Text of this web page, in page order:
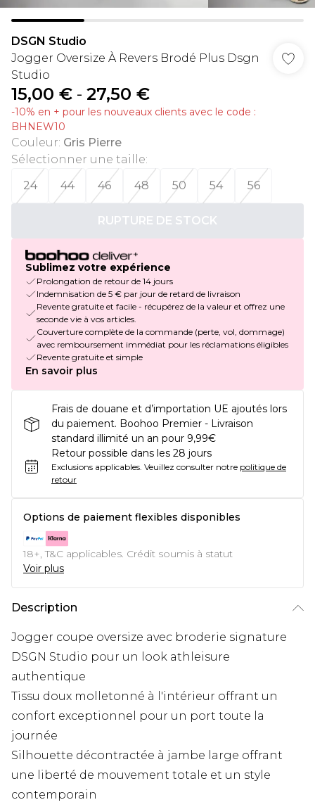
DSGN Studio
Jogger Oversize À Revers Brodé Plus Dsgn
Studio
15,00 € - 27,50 €
-10% en + pour les nouveaux clients avec le code :
BHNEW10
Couleur: Gris Pierre
Sélectionner une taille:
24
44 46 48 50 54 56
RUPTURE DE STOCK
Sublimez votre expérience
Prolongation de retour de 14 jours
Indemnisation de 5 € par jour de retard de livraison
Revente gratuite et facile - récupérez de la valeur et offrez une
seconde vie à vos articles.
Couverture complète de la commande (perte, vol, dommage)
avec remboursement immédiat pour les réclamations éligibles
Revente gratuite et simple
En savoir plus
Frais de douane et d’importation UE ajoutés lors
du paiement. Boohoo Premier - Livraison
standard illimité un an pour 9,99€
Retour possible dans les 28 jours
Exclusions applicables. Veuillez consulter notre politique de
retour
Options de paiement flexibles disponibles
18+, T&C applicables. Crédit soumis à statut
Voir plus
Description
Jogger coupe oversize avec broderie signature
DSGN Studio pour un look athleisure
authentique
Tissu doux molletonné à l'intérieur offrant un
confort exceptionnel pour un port toute la
journée
Silhouette décontractée à jambe large offrant
une liberté de mouvement totale et un style
contemporain